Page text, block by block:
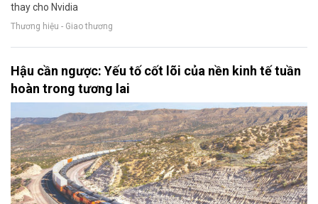
thay cho Nvidia
Thương hiệu - Giao thương
Hậu cần ngược: Yếu tố cốt lõi của nền kinh tế tuần
hoàn trong tương lai